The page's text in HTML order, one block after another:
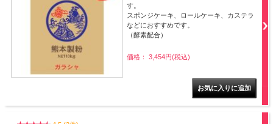
す。
スポンジケーキ、ロールケーキ、カステラ
などにおすすめです。
（酵素配合）
価格： 3,454円(税込)